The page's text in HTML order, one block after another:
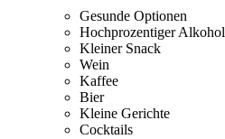
Gesunde Optionen
Hochprozentiger Alkohol
Kleiner Snack
Wein
Kaffee
Bier
Kleine Gerichte
Cocktails